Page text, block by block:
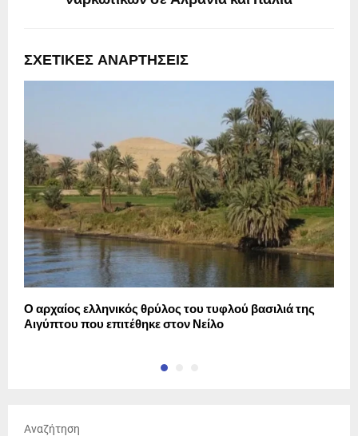
ΣΧΕΤΙΚΈΣ ΑΝΑΡΤΉΣΕΙΣ
Ο αρχαίος ελληνικός θρύλος του τυφλού βασιλιά της
Αιγύπτου που επιτέθηκε στον Νείλο
Αναζήτηση